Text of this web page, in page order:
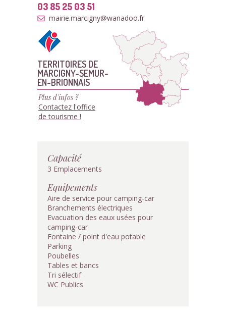
03 85 25 03 51
mairie.marcigny@wanadoo.fr
TERRITOIRES DE
MARCIGNY-SEMUR-
EN-BRIONNAIS
Plus d'infos ?
Contactez l'office
de tourisme !
Capacité
3 Emplacements
Equipements
Aire de service pour camping-car
Branchements électriques
Evacuation des eaux usées pour
camping-car
Fontaine / point d'eau potable
Parking
Poubelles
Tables et bancs
Tri sélectif
WC Publics